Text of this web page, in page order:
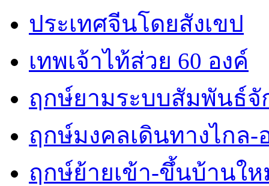
ประเทศจีนโดยสังเขป
เทพเจ้าไท้ส่วย 60 องค์
ฤกษ์ยามระบบสัมพันธ์จั
ฤกษ์มงคลเดินทางไกล-
ฤกษ์ย้ายเข้า-ขึ้นบ้านใ